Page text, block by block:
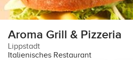
Aroma Grill & Pizzeria
Lippstadt
Italienisches Restaurant